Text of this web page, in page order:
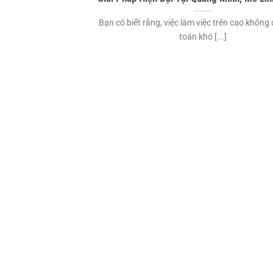
Bạn có biết rằng, việc làm việc trên cao không
toán khó [...]